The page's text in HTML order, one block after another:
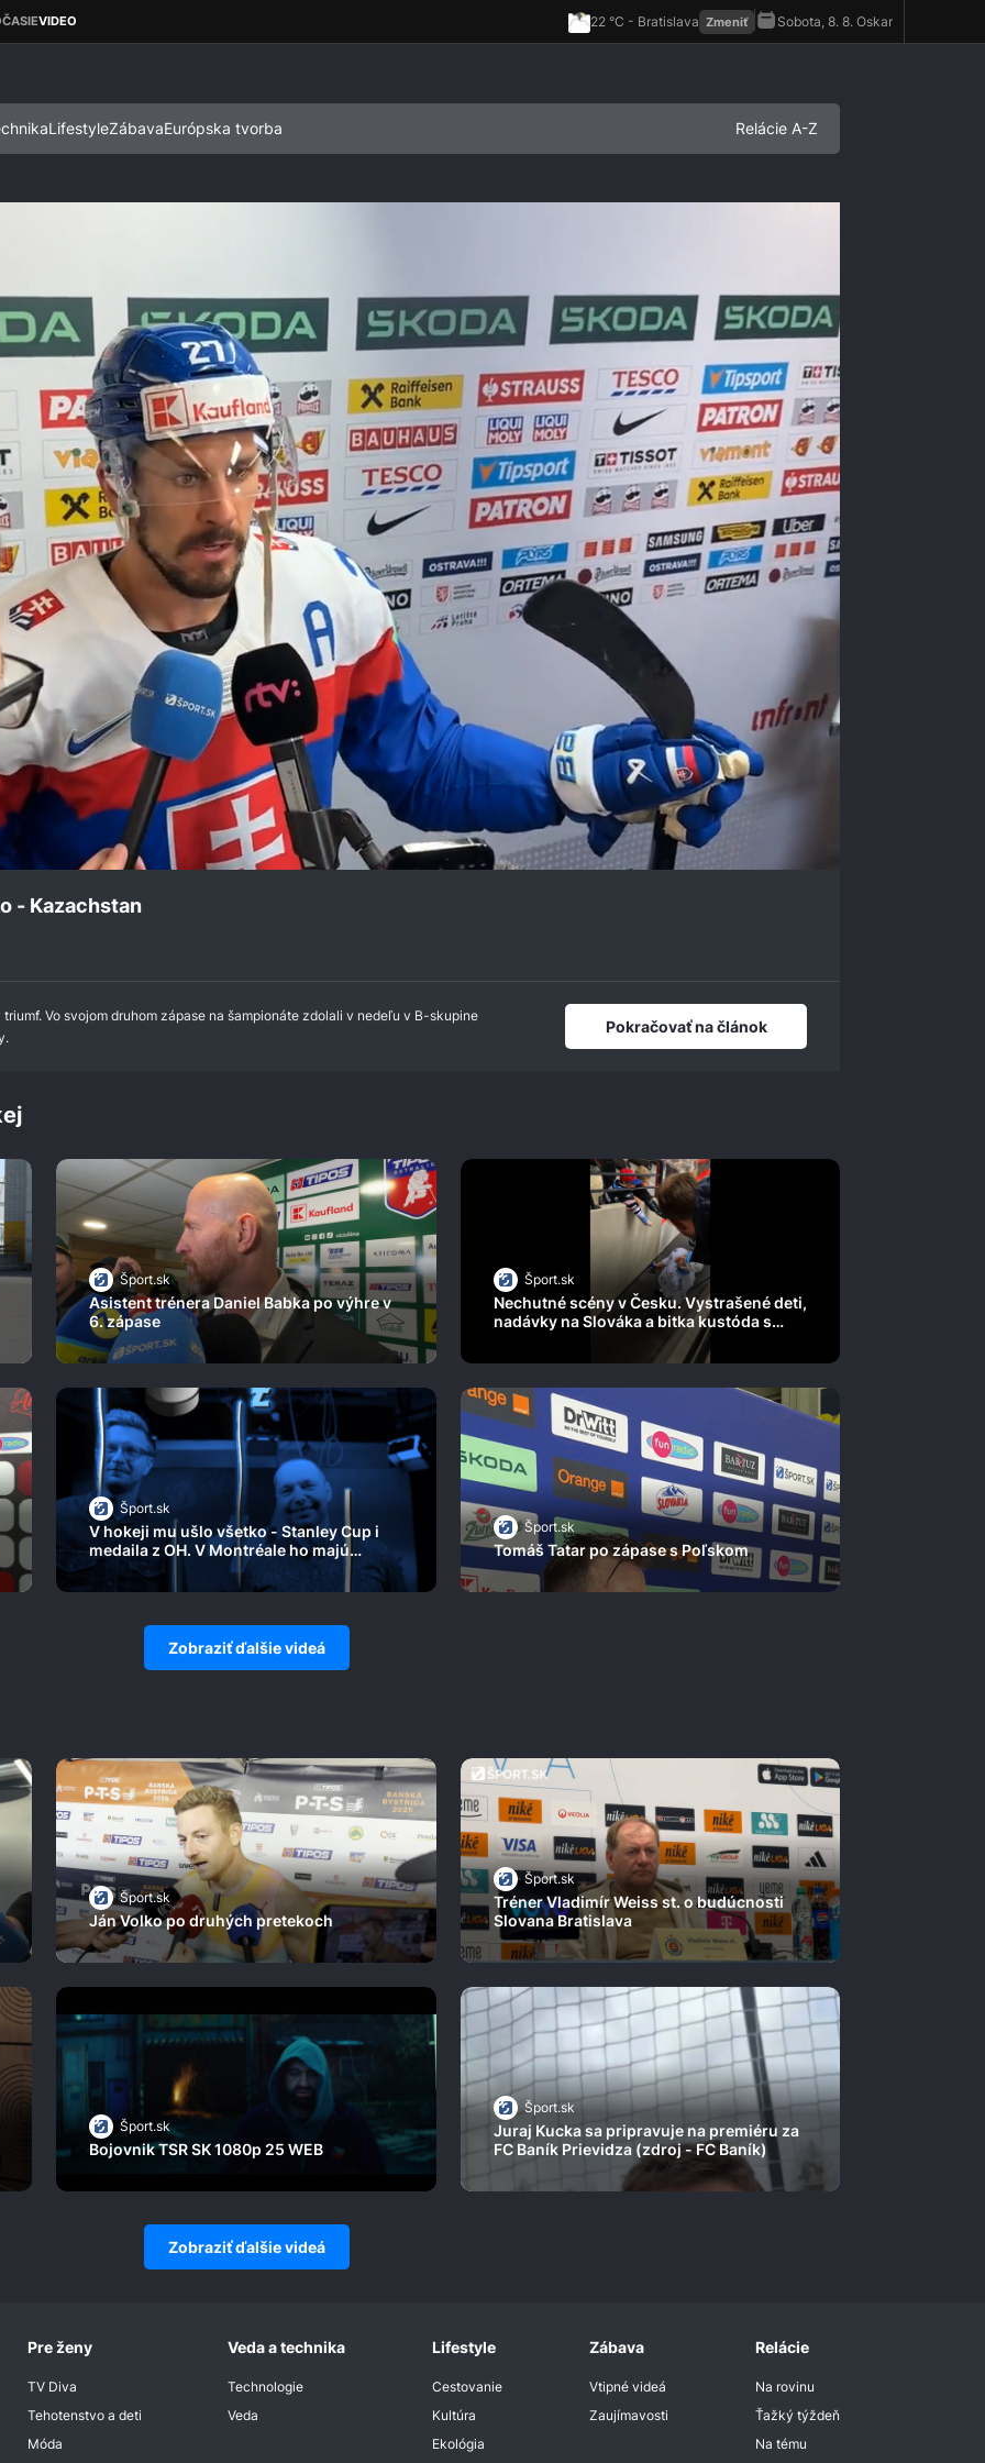
LifestyleZábavaEurópska tvorba Relácie A-Z
- Kazachstan
Vo svojom druhom zápase na šampionáte zdolali v nedeľu v B-skupine
Pokračovať na článok
Šport.sk
Asistent trénera Daniel Babka po výhre v
6. zápase
Šport.sk
Nechutné scény v Česku. Vystrašené deti,
nadávky na Slováka a bitka kustóda s
Šport.sk
V hokeji mu ušlo všetko - Stanley Cup i
medaila z OH. V Montréale ho majú
fanúšikovia stále radi
Šport.sk
Tomáš Tatar po zápase s Poľskom
Zobraziť ďalšie videá
Šport.sk
Ján Volko po druhých pretekoch
Šport.sk
Tréner Vladimír Weiss st. o budúcnosti
Slovana Bratislava
Šport.sk
Bojovnik TSR SK 1080p 25 WEB
Šport.sk
Juraj Kucka sa pripravuje na premiéru za
FC Baník Prievidza (zdroj - FC Baník)
Zobraziť ďalšie videá
Pre ženy
TV Diva
Tehotenstvo a deti
Móda
Veda a technika
Technologie
Veda
Lifestyle
Cestovanie
Kultúra
Ekológia
Zábava
Vtipné videá
Zaujímavosti
Relácie
Na rovinu
Ťažký týždeň
Na tému